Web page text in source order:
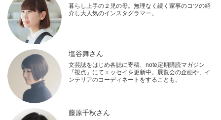
暮らし上手の２児の母。無理なく続く家事のコツの紹
介し大人気のインスタグラマー。
塩谷舞さん
文芸誌をはじめ各誌に寄稿、note定期購読マガジン
『視点』にてエッセイを更新中。展覧会の企画や、イ
ンテリアのコーディネートをすることも。
藤原千秋さん